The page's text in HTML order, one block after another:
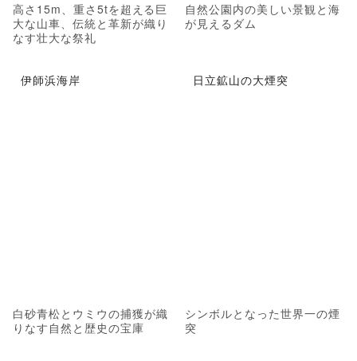
高さ15m、重さ5tを超える巨
大な山車、伝統と革新が織り
なす壮大な祭礼
自然公園内の美しい景観と海
が見えるダム
伊師浜海岸
白砂青松とウミウの捕獲が織
りなす自然と歴史の宝庫
日立鉱山の大煙突
シンボルとなった世界一の煙
突